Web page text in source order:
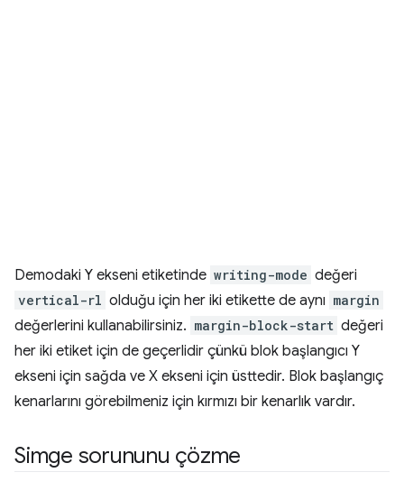
Demodaki Y ekseni etiketinde writing-mode değeri
vertical-rl olduğu için her iki etikette de aynı margin
değerlerini kullanabilirsiniz. margin-block-start değeri
her iki etiket için de geçerlidir çünkü blok başlangıcı Y
ekseni için sağda ve X ekseni için üsttedir. Blok başlangıç
kenarlarını görebilmeniz için kırmızı bir kenarlık vardır.
Simge sorununu çözme